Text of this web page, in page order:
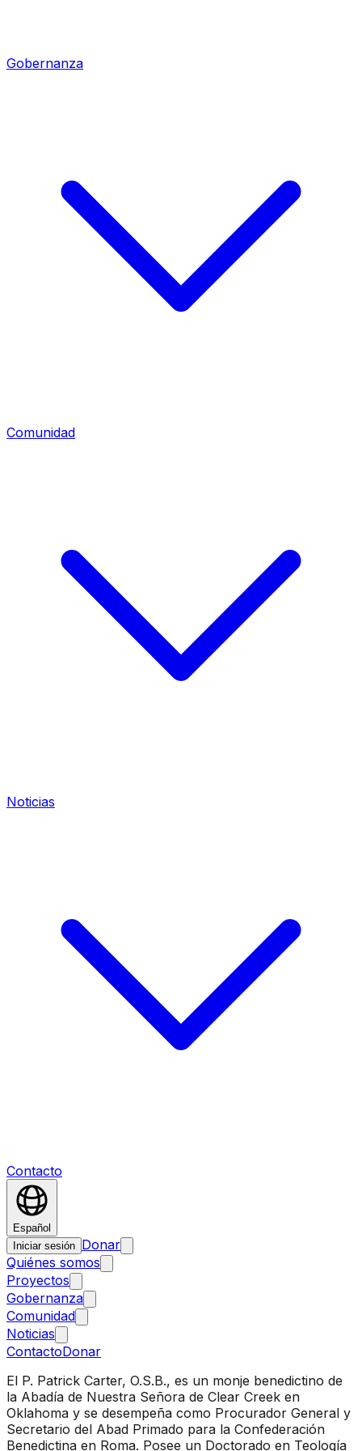
Gobernanza
Comunidad
Noticias
Contacto
Español
Iniciar sesión Donar
Quiénes somos
Proyectos
Gobernanza
Comunidad
Noticias
ContactoDonar
El P. Patrick Carter, O.S.B., es un monje benedictino de
la Abadía de Nuestra Señora de Clear Creek en
Oklahoma y se desempeña como Procurador General y
Secretario del Abad Primado para la Confederación
Benedictina en Roma. Posee un Doctorado en Teología